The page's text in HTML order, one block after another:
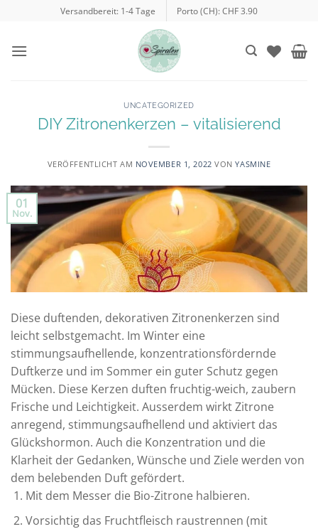
springen
Versandbereit: 1-4 Tage Porto (CH): CHF 3.90
UNCATEGORIZED
DIY Zitronenkerzen – vitalisierend
VERÖFFENTLICHT AM NOVEMBER 1, 2022 VONYASMINE
01
Nov.
Diese duftenden, dekorativen Zitronenkerzen sind
leicht selbstgemacht. Im Winter eine
stimmungsaufhellende, konzentrationsfördernde
Duftkerze und im Sommer ein guter Schutz gegen
Mücken. Diese Kerzen duften fruchtig-weich, zaubern
Frische und Leichtigkeit. Ausserdem wirkt Zitrone
anregend, stimmungsaufhellend und aktiviert das
Glückshormon. Auch die Konzentration und die
Klarheit der Gedanken, Wünsche und Ziele werden von
dem belebenden Duft gefördert.
Mit dem Messer die Bio-Zitrone halbieren.
Vorsichtig das Fruchtfleisch raustrennen (mit